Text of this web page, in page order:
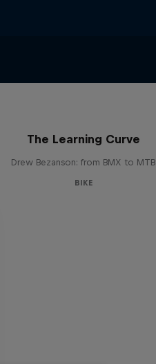
The Learning Curve
Drew Bezanson: from BMX to MTB
BIKE